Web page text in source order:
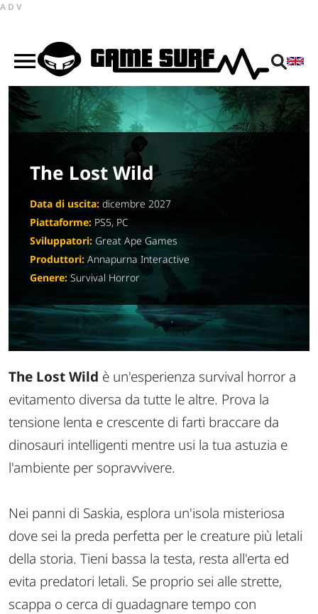
ADV
The Lost Wild
Data di uscita: dicembre 2027
Piattaforme: PS5, PC
Sviluppatori: Great Ape Games
Produttori: Annapurna Interactive
Genere: Survival Horror
The Lost Wild è un'esperienza survival horror a
evitamento diversa da tutte le altre. Prova la
tensione lenta e crescente di farti braccare da
dinosauri intelligenti mentre usi la tua astuzia e
l'ambiente per sopravvivere.
Nei panni di Saskia, esplora un'isola misteriosa
dove sei la preda perfetta per le creature più letali
della storia. Tieni bassa la testa, resta all'erta ed
evita predatori letali. Se proprio sei alle strette,
scappa o cerca di guadagnare tempo con